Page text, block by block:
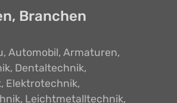
Branchen
Automobil, Armaturen,
Dentaltechnik,
Elektrotechnik,
Leichtmetalltechnik,